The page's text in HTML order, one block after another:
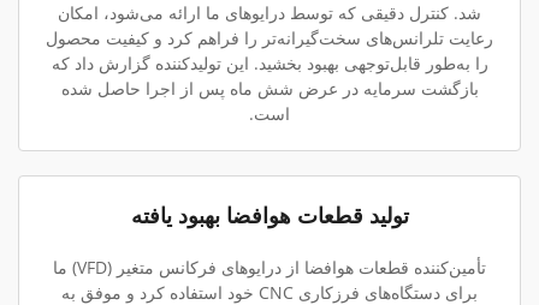
شد. کنترل دقیقی که توسط درایوهای ما ارائه می‌شود، امکان
رعایت تلرانس‌های سخت‌گیرانه‌تر را فراهم کرد و کیفیت محصول
را به‌طور قابل‌توجهی بهبود بخشید. این تولیدکننده گزارش داد که
بازگشت سرمایه در عرض شش ماه پس از اجرا حاصل شده
است.
تولید قطعات هوافضا بهبود یافته
تأمین‌کننده قطعات هوافضا از درایوهای فرکانس متغیر (VFD) ما
برای دستگاه‌های فرزکاری CNC خود استفاده کرد و موفق به